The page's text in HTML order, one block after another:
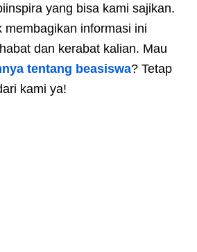
yang bisa kami sajikan.
membagikan informasi ini
dan kerabat kalian. Mau
tentang beasiswa? Tetap
kami ya!